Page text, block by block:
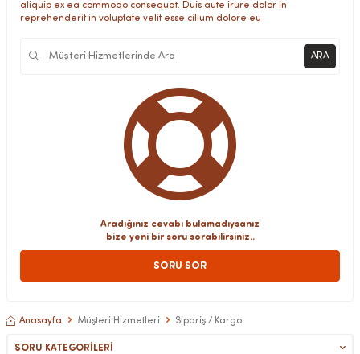
aliquip ex ea commodo consequat. Duis aute irure dolor in
reprehenderit in voluptate velit esse cillum dolore eu
ARA
Aradığınız cevabı bulamadıysanız
bize yeni bir soru sorabilirsiniz..
SORU SOR
Anasayfa Müşteri Hizmetleri Sipariş / Kargo
SORU KATEGORILERI